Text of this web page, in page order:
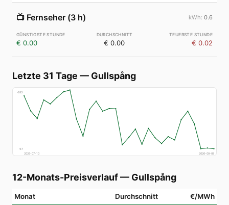
📺 Fernseher (3 h) 0.6
€ 0.00 € 0.00 € 0.02
Letzte 31 Tage — Gullspång
€83
€7
2026-07-10
2026-08-08
12-Monats-Preisverlauf— Gullspång
Monat Durchschnitt €/MWh